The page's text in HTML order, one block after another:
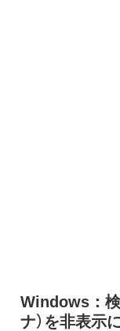
Windows：
ナ）を非表示